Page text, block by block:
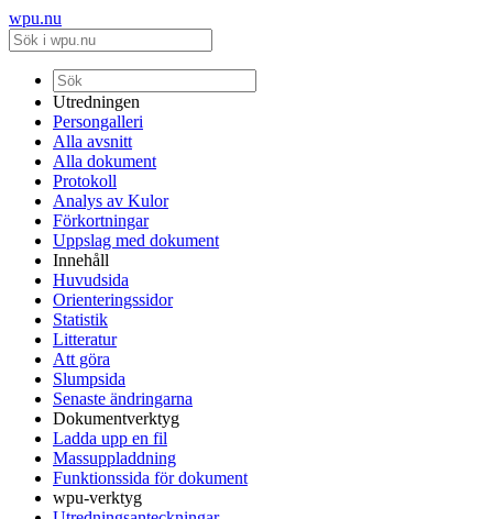
wpu.nu
Utredningen
Persongalleri
Alla avsnitt
Alla dokument
Protokoll
Analys av Kulor
Förkortningar
Uppslag med dokument
Innehåll
Huvudsida
Orienteringssidor
Statistik
Litteratur
Att göra
Slumpsida
Senaste ändringarna
Dokumentverktyg
Ladda upp en fil
Massuppladdning
Funktionssida för dokument
wpu-verktyg